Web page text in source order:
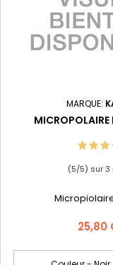
MARQUE:
MICROPOLAIRE
(5/5) sur3
Prix
25,80